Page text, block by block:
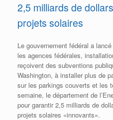
2,5 milliards de
projets solaires
Le gouvernement fédéral a
les agences fédérales,
reçoivent des subventions
Washington, à installer plus de
sur les parkings couverts et les
semaine, le département de
pour garantir 2,5 milliards de
projets solaires «innovants».